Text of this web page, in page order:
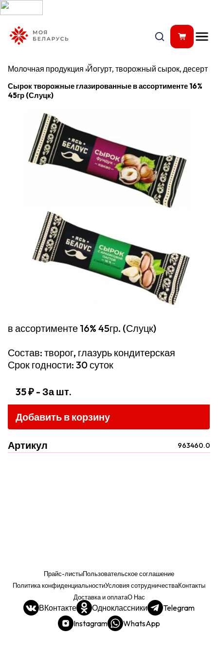
Молочная продукция ›Йогурт, творожный сырок, десерт
Сырок творожные глазированные в ассортименте 16%
45гр (Слуцк)
в ассортименте 16% 45гр. (Слуцк)
Состав: творог, глазурь кондитерская
Срок годности: 30 суток
35 ₽ - За шт.
Добавить в корзину
Артикул 963460.0
Прайс-листыПользовательское соглашение
Политика конфиденциальностиУсловия сотрудничестваКонтакты
Доставка и оплатаО Нас
ВКонтакте Одноклассники
Telegram
Instagram
WhatsApp